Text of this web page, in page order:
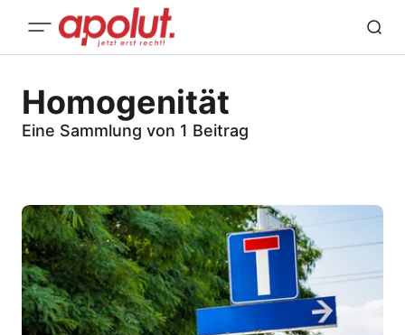
Homogenität
Eine Sammlung von 1 Beitrag